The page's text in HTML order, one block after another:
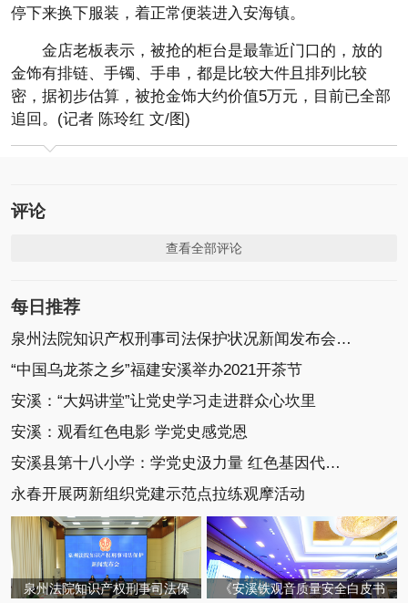
停下来换下服装，着正常便装进入安海镇。
金店老板表示，被抢的柜台是最靠近门口的，放的
金饰有排链、手镯、手串，都是比较大件且排列比较
密，据初步估算，被抢金饰大约价值5万元，目前已全部
追回。(记者 陈玲红 文/图)
评论
查看全部评论
每日推荐
泉州法院知识产权刑事司法保护状况新闻发布会召开
“中国乌龙茶之乡”福建安溪举办2021开茶节
安溪：“大妈讲堂”让党史学习走进群众心坎里
安溪：观看红色电影 学党史感党恩
安溪县第十八小学：学党史汲力量 红色基因代代传
永春开展两新组织党建示范点拉练观摩活动
泉州法院知识产权刑事司法保 《安溪铁观音质量安全白皮书